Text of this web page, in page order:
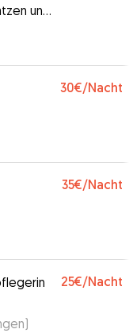
und
30€/Nacht
35€/Nacht
25€/Nacht
)